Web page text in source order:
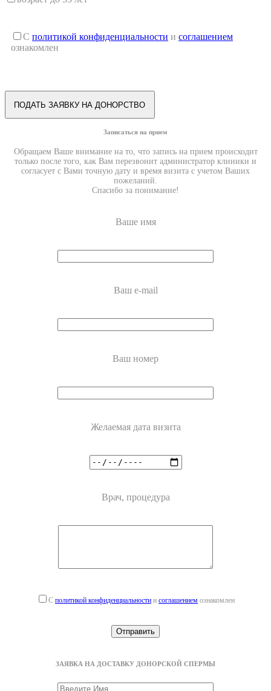
С политикой конфиденциальности и соглашением
ознакомлен
Записаться на прием
Обращаем Ваше внимание на то, что запись на прием происходит
только после того, как Вам перезвонит администратор клиники и
согласует с Вами точную дату и время визита с учетом Ваших
пожеланий.
Спасибо за понимание!
Ваше имя
Ваш e-mail
Ваш номер
Желаемая дата визита
Врач, процедура
С политикой конфиденциальности и соглашением ознакомлен
ЗАЯВКА НА ДОСТАВКУ ДОНОРСКОЙ СПЕРМЫ